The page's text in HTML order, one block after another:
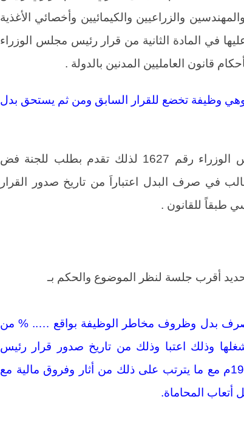
والزراعيين والكيمائيين وأخصائي الأغذية
في المادة الثانية من قرار رئيس مجلس الوزراء
وظيفة تخضع للقرار السابق ومن ثم يستحق بدل
وتنص المادة الأولى من قرار مجلس الوزراء رقم 1627 لذلك تقدم بطلب للجنة فض
في صرف البدل اعتباراَ من تاريخ صدور القرار
طبقاً للقانون .
أقرب جلسة لنظر الموضوع والحكم بـ
بدل وظروف مخاطر الوظيفة بواقع ….. % من
وذلك اعتبا وذلك من تاريخ صدور قرار رئيس
مجلس الوزراء رقم 1726 لسنة 1996م مع ما يترتب على ذلك من أثار وفروق مالية مع
أتعاب المحاماة.